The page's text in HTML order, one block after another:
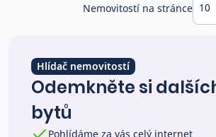
Nemovitostí na stránce 10
Hlídač nemovitostí
Odemkněte si
bytů
Pohlídáme za vás celý internet